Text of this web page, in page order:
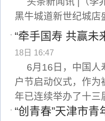
黑牛城道新世纪城店
“牵手国寿 共赢未
18日 16:47
6月16日，中国人
户节启动仪式，作
年已连续举办了十三
“创青春”天津市